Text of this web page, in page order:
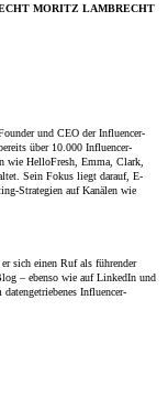
MORITZ LAMBRECHT
und CEO der Influencer-
über 10.000 Influencer-
wie HelloFresh, Emma, Clark,
Sein Fokus liegt darauf, E-
Strategien auf Kanälen wie
sich einen Ruf als führender
– ebenso wie auf LinkedIn und
Influencer-